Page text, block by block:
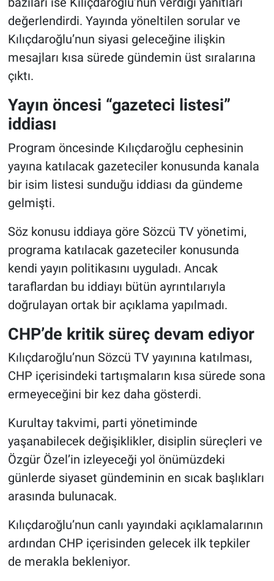
değerlendirdi. Yayında yöneltilen sorular ve
Kılıçdaroğlu’nun siyasi geleceğine ilişkin
mesajları kısa sürede gündemin üst sıralarına
çıktı.
Yayın öncesi “gazeteci listesi”
iddiası
Program öncesinde Kılıçdaroğlu cephesinin
yayına katılacak gazeteciler konusunda kanala
bir isim listesi sunduğu iddiası da gündeme
gelmişti.
Söz konusu iddiaya göre Sözcü TV yönetimi,
programa katılacak gazeteciler konusunda
kendi yayın politikasını uyguladı. Ancak
taraflardan bu iddiayı bütün ayrıntılarıyla
doğrulayan ortak bir açıklama yapılmadı.
CHP’de kritik süreç devam ediyor
Kılıçdaroğlu’nun Sözcü TV yayınına katılması,
CHP içerisindeki tartışmaların kısa sürede sona
ermeyeceğini bir kez daha gösterdi.
Kurultay takvimi, parti yönetiminde
yaşanabilecek değişiklikler, disiplin süreçleri ve
Özgür Özel’in izleyeceği yol önümüzdeki
günlerde siyaset gündeminin en sıcak başlıkları
arasında bulunacak.
Kılıçdaroğlu’nun canlı yayındaki açıklamalarının
ardından CHP içerisinden gelecek ilk tepkiler
de merakla bekleniyor.